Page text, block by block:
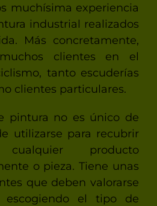
muchísima experiencia
industrial realizados
Más concretamente,
clientes en el
tanto escuderías
clientes particulares.
pintura no es único de
utilizarse para recubrir
cualquier producto
o pieza. Tiene unas
que deben valorarse
escogiendo el tipo de